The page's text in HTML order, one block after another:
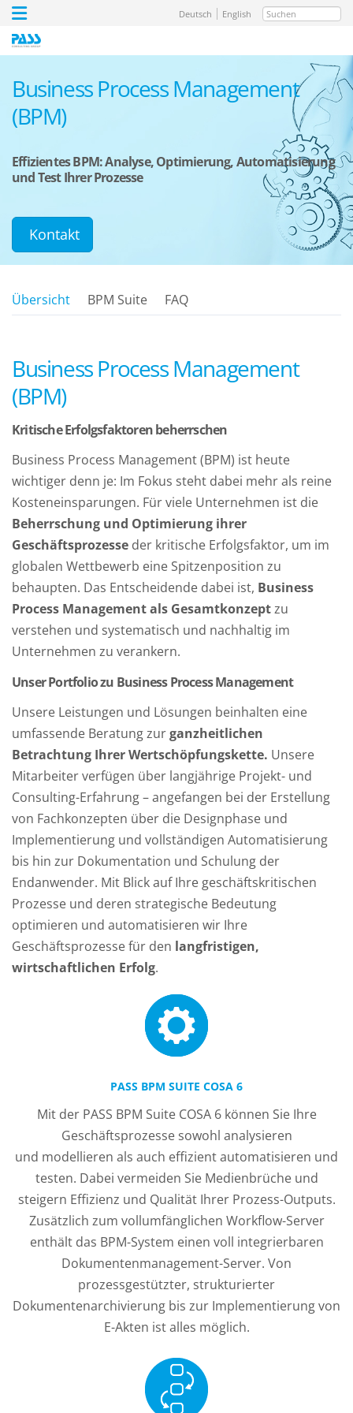
Suchen
Deutsch English
Business Process Management
(BPM)
Effizientes BPM: Analyse, Optimierung, Automatisierung
und Test Ihrer Prozesse
Kontakt
Übersicht BPM Suite FAQ
Business Process Management
(BPM)
Kritische Erfolgsfaktoren beherrschen
Business Process Management (BPM) ist heute
wichtiger denn je: Im Fokus steht dabei mehr als reine
Kosteneinsparungen. Für viele Unternehmen ist die
Beherrschung und Optimierung ihrer
Geschäftsprozesse der kritische Erfolgsfaktor, um im
globalen Wettbewerb eine Spitzenposition zu
behaupten. Das Entscheidende dabei ist, Business
Process Management als Gesamtkonzeptzu
verstehen und systematisch und nachhaltig im
Unternehmen zu verankern.
Unser Portfolio zu Business Process Management
Unsere Leistungen und Lösungen beinhalten eine
umfassende Beratung zurganzheitlichen
Betrachtung Ihrer Wertschöpfungskette. Unsere
Mitarbeiter verfügen über langjährige Projekt- und
Consulting-Erfahrung – angefangen bei der Erstellung
von Fachkonzepten über die Designphase und
Implementierung und vollständigen Automatisierung
bis hin zur Dokumentation und Schulung der
Endanwender. Mit Blick auf Ihre geschäftskritischen
Prozesse und deren strategische Bedeutung
optimieren und automatisieren wir Ihre
Geschäftsprozesse für den langfristigen,
wirtschaftlichen Erfolg.
PASS BPM SUITE COSA 6
Mit der PASS BPM Suite COSA 6 können Sie Ihre
Geschäftsprozesse sowohl analysieren
und modellieren als auch effizient automatisieren und
testen. Dabei vermeiden Sie Medienbrüche und
steigern Effizienz und Qualität Ihrer Prozess-Outputs.
Zusätzlich zum vollumfänglichen Workflow-Server
enthält das BPM-System einen voll integrierbaren
Dokumentenmanagement-Server. Von
prozessgestützter, strukturierter
Dokumentenarchivierung bis zur Implementierung von
E-Akten ist alles möglich.